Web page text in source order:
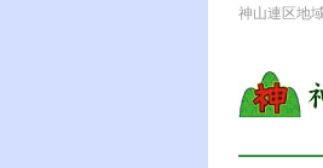
神山連区地